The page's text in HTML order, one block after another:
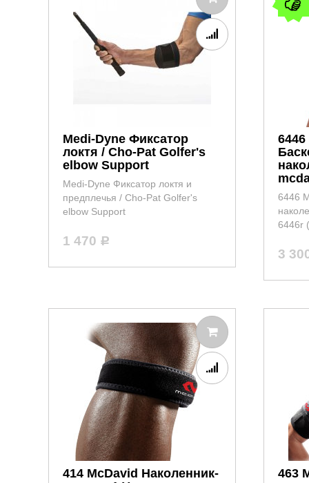
Medi-Dyne Фиксатор
локтя / Cho-Pat Golfer's
elbow Support
Medi-Dyne Фиксатор локтя и
предплечья / Cho-Pat Golfer's
elbow Support
1 470 Р
6446
6446r
3
414 McDavid Наколенник-
463